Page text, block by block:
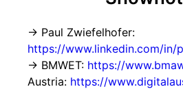
→ Paul Zwiefelhofer:
https://www.linkedin.com/in/
→ BMWET: https://
Austria: https://